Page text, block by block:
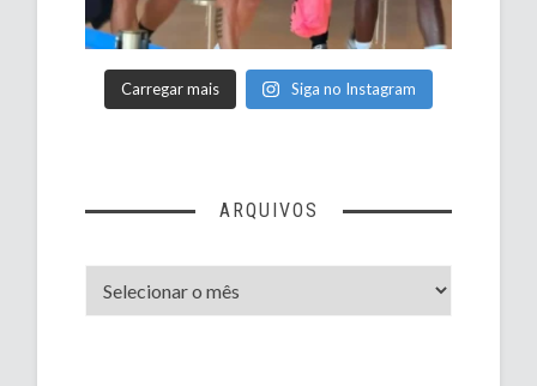
Carregar mais Siga no Instagram
ARQUIVOS